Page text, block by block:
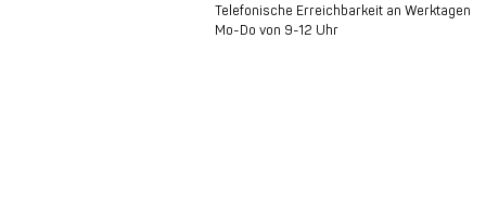
Telefonische Erreichbarkeit an Werktagen
Mo-Do von 9-12 Uhr